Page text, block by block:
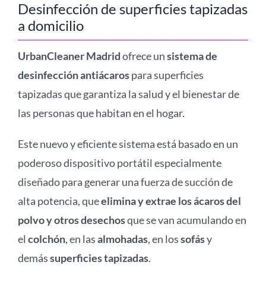
Desinfección de superficies tapizadas
a domicilio
UrbanCleaner Madridofrece unsistema de
desinfección antiácarospara superficies
tapizadas que garantiza la salud y el bienestar de
las personas que habitan en el hogar.
Este nuevo y eficiente sistema está basado en un
poderoso dispositivo portátil especialmente
diseñado para generar una fuerza de succión de
alta potencia, queelimina y extrae los ácaros del
polvo y otros desechosque se van acumulando en
el colchón, en lasalmohadas, en lossofásy
demássuperficies tapizadas.